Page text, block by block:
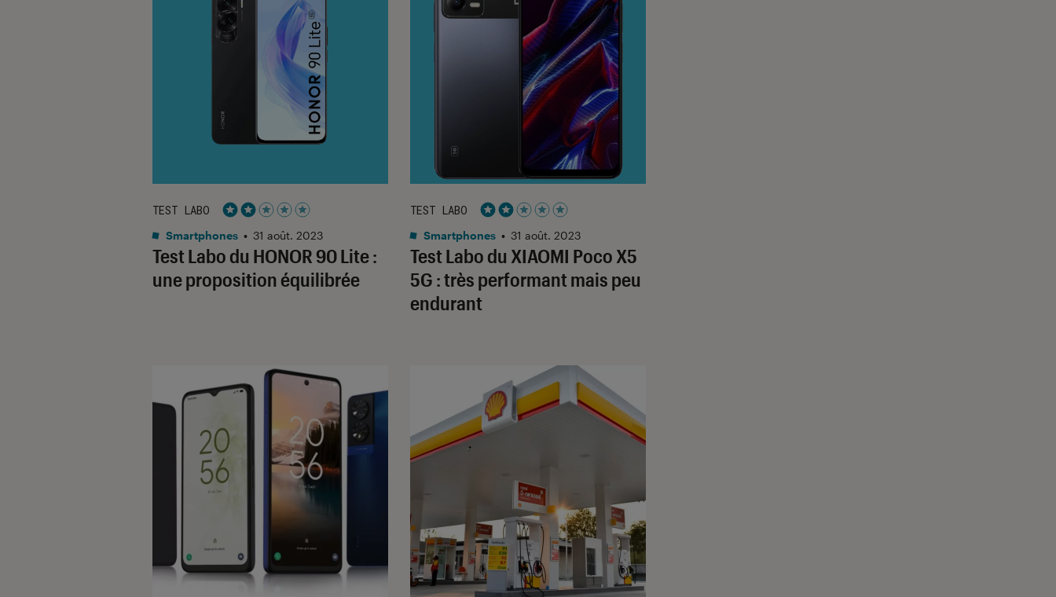
Test Labo du HONOR 90 Lite :
une proposition équilibrée
TEST LABO
Noté 2 étoiles sur 5
Smartphones • 31 août. 2023
Test Labo du XIAOMI Poco X5
5G : très performant mais peu
endurant
TEST LABO
Noté 2 étoiles sur 5
Smartphones • 31 août. 2023